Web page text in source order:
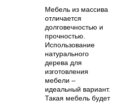
Мебель из массива
отличается
долговечностью и
прочностью.
Использование
натурального
дерева для
изготовления
мебели –
идеальный вариант.
Такая мебель будет